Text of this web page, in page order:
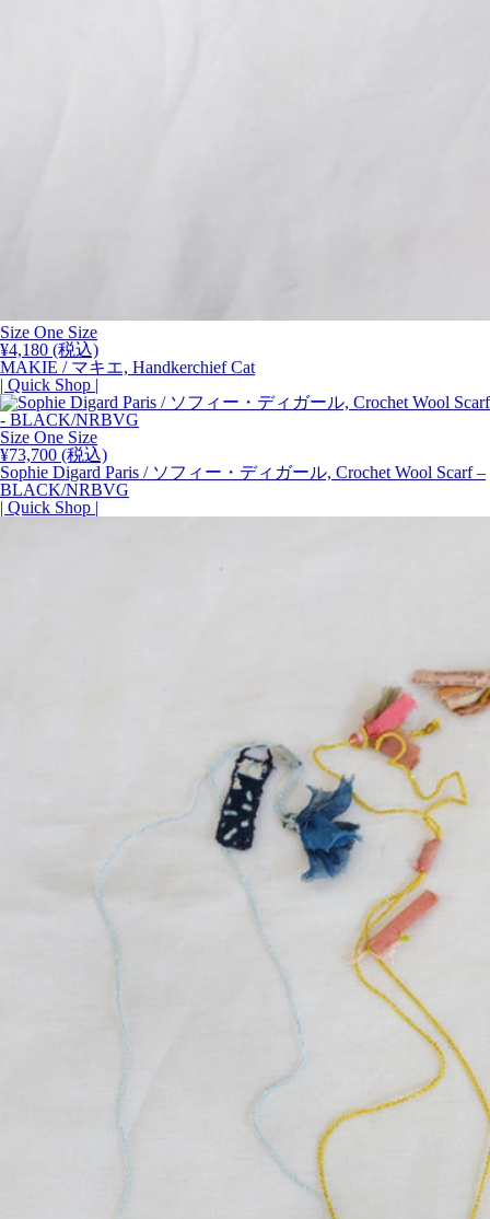
Size One Size
¥4,180 (税込)
MAKIE / マキエ, Handkerchief Cat
| Quick Shop |
Size One Size
¥73,700 (税込)
Sophie Digard Paris / ソフィー・ディガール, Crochet Wool Scarf –
BLACK/NRBVG
| Quick Shop |